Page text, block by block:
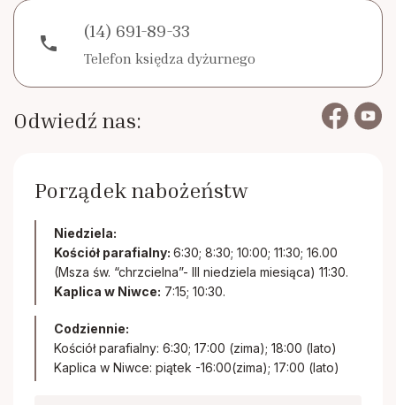
phone
(14) 691-89-33
Telefon księdza dyżurnego
Odwiedź nas:
Porządek nabożeństw
Niedziela:
Kościół parafialny: 6:30; 8:30; 10:00; 11:30; 16.00
(Msza św. “chrzcielna”- III niedziela miesiąca) 11:30.
Kaplica w Niwce: 7:15; 10:30.
Codziennie:
Kościół parafialny: 6:30; 17:00 (zima); 18:00 (lato)
Kaplica w Niwce: piątek -16:00(zima); 17:00 (lato)